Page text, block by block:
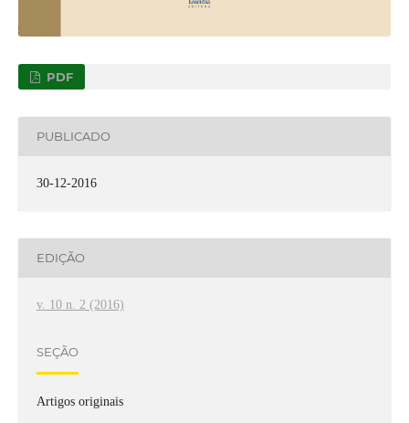
PDF
PUBLICADO
30-12-2016
EDIÇÃO
v. 10 n. 2 (2016)
SEÇÃO
Artigos originais